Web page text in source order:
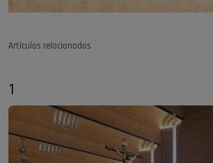
Artículos relacionados
1